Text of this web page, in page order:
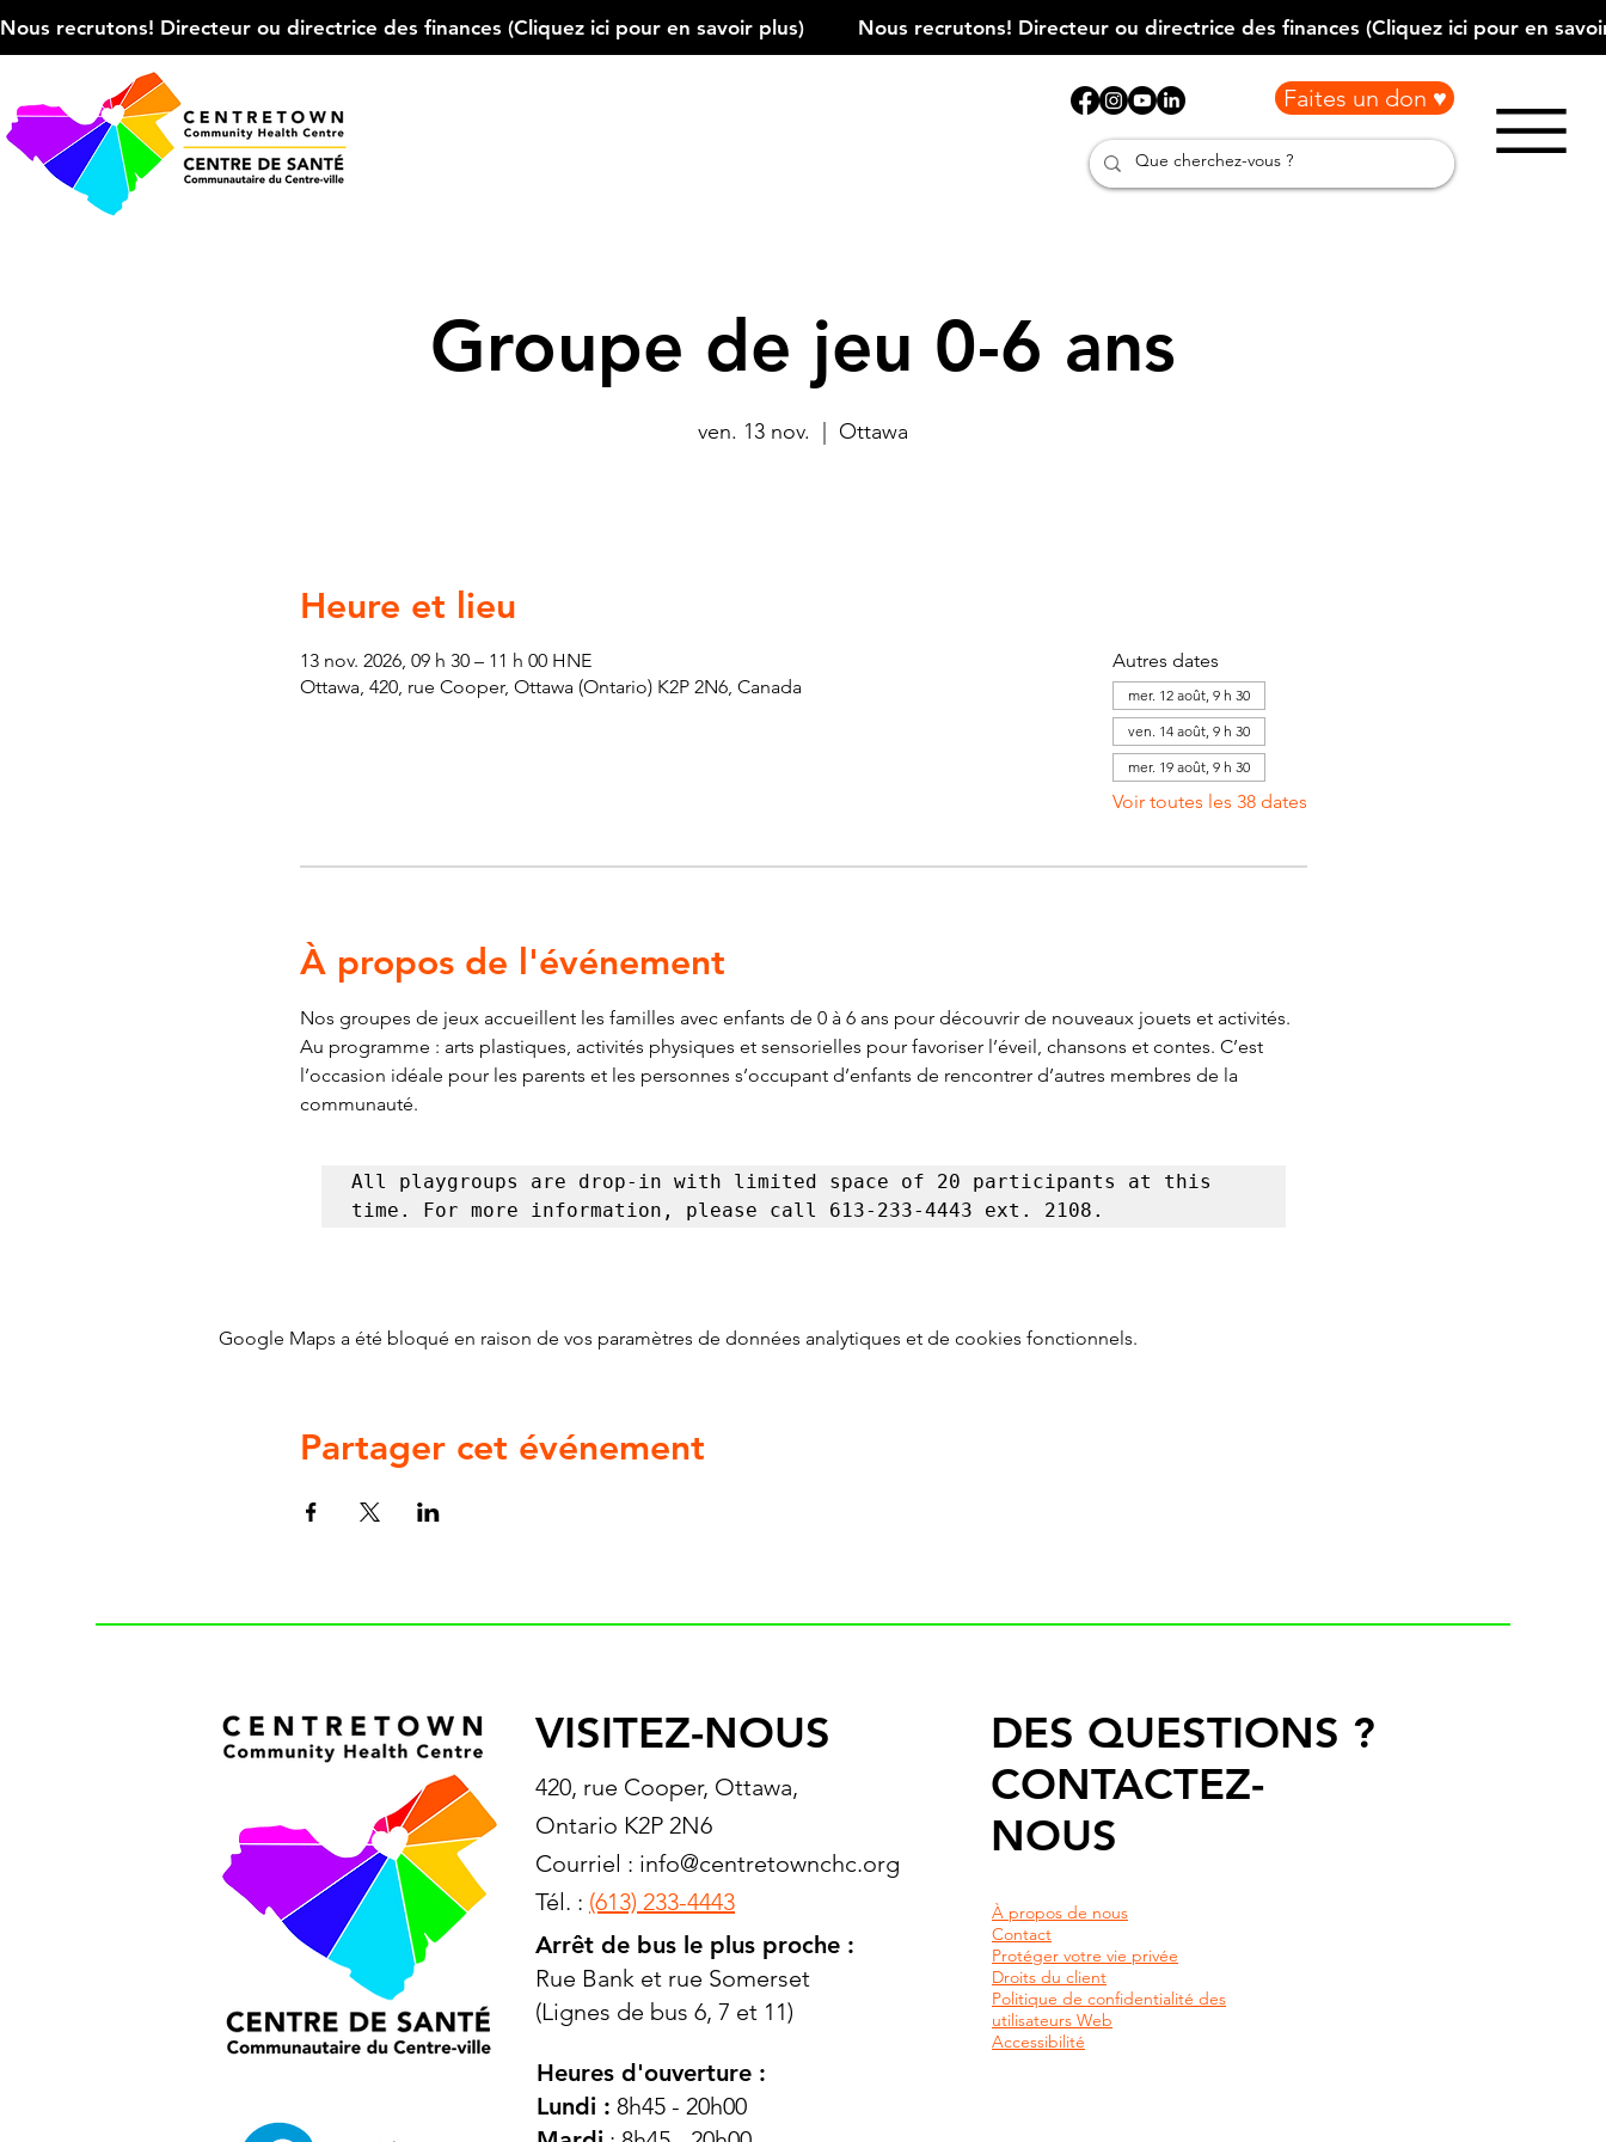
Nous recrutons! Directeur ou directrice des finances (Cliquez ici pour en savoir plus)
Faites un don ♥
Groupe de jeu 0-6 ans
ven. 13 nov. Ottawa
Heure et lieu
13 nov. 2026, 09 h 30 – 11 h 00 HNE
Ottawa, 420, rue Cooper, Ottawa (Ontario) K2P 2N6, Canada
Autres dates
mer. 12 août, 9 h 30
ven. 14 août, 9 h 30
mer. 19 août, 9 h 30
Voir toutes les 38 dates
À propos de l'événement
Nos groupes de jeux accueillent les familles avec enfants de 0 à 6 ans pour découvrir de nouveaux jouets et activités.
Au programme : arts plastiques, activités physiques et sensorielles pour favoriser l’éveil, chansons et contes. C’est
l’occasion idéale pour les parents et les personnes s’occupant d’enfants de rencontrer d’autres membres de la
communauté.
All playgroups are drop-in with limited space of 20 participants at this
time. For more information, please call 613-233-4443 ext. 2108.
Google Maps a été bloqué en raison de vos paramètres de données analytiques et de cookies fonctionnels.
Partager cet événement
VISITEZ-NOUS
420, rue Cooper, Ottawa,
Ontario K2P 2N6
Courriel : info@centretownchc.org
Tél. : (613) 233-4443
Arrêt de bus le plus proche :
Rue Bank et rue Somerset
(Lignes de bus 6, 7 et 11)
Heures d'ouverture :
Lundi : 8h45 - 20h00
DES QUESTIONS ?
CONTACTEZ-
NOUS
À propos de nous
Contact
Protéger votre vie privée
Droits du client
Politique de confidentialité des
utilisateurs Web
Accessibilité